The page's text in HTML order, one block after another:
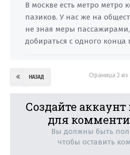
В москве есть метро метро
пазиков. У нас же на
не зная меры
добираться с одного конца
НАЗАД Страница 2 из
Создайте
для
Вы должны быть
чтобы оставить